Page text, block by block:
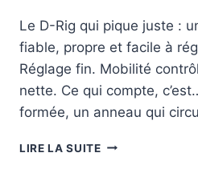
Le D-Rig qui pique juste :
fiable, propre et facile à
Réglage fin. Mobilité
nette. Ce qui compte,
formée, un anneau qui
LIRE LA SUITED-